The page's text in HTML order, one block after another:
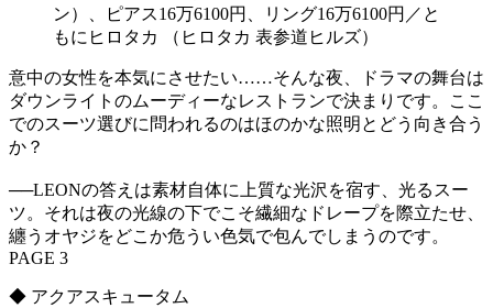
ン）、ピアス16万6100円、リング16万6100円／と
もにヒロタカ （ヒロタカ 表参道ヒルズ）
意中の女性を本気にさせたい……そんな夜、ドラマの舞台は
ダウンライトのムーディーなレストランで決まりです。ここ
でのスーツ選びに問われるのはほのかな照明とどう向き合う
か？
──LEONの答えは素材自体に上質な光沢を宿す、光るスー
ツ。それは夜の光線の下でこそ繊細なドレープを際立たせ、
纏うオヤジをどこか危うい色気で包んでしまうのです。
PAGE 3
◆ アクアスキュータム